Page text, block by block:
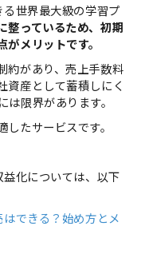
世界最大級の学習プ
整っているため、初期
メリットです。
約があり、売上手数料
資産として蓄積しにく
限界があります。
たサービスです。
化については、以下
できる？始め方とメ